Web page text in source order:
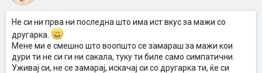
Не си ни прва ни последна што има ист вкус за мажи со
другарка.
Мене ми е смешно што воопшто се замараш за мажи кои
дури ти не си ги ни сакала, туку ти биле само симпатични.
Уживај си, не се замарај, искачај си со другарка ти, ќе си